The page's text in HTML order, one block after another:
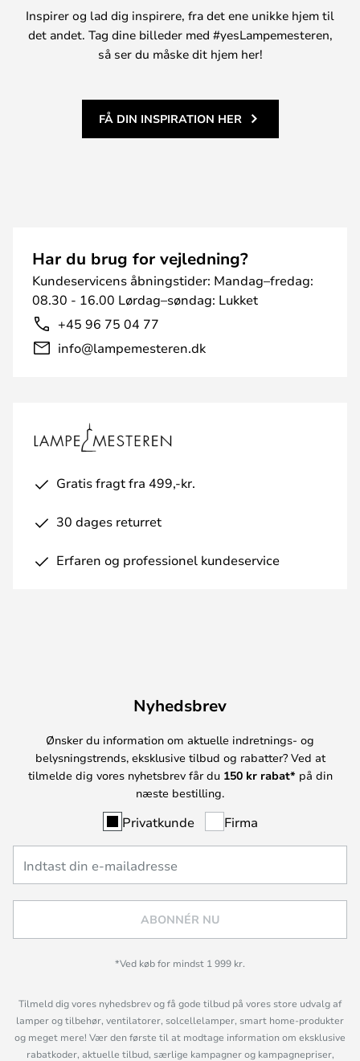
Inspirer og lad dig inspirere, fra det ene unikke hjem til
det andet. Tag dine billeder med #yesLampemesteren,
så ser du måske dit hjem her!
FÅ DIN INSPIRATION HER
Har du brug for vejledning?
Kundeservicens åbningstider: Mandag–fredag:
08.30 - 16.00 Lørdag–søndag: Lukket
+45 96 75 04 77
info@lampemesteren.dk
Gratis fragt fra 499,-kr.
30 dages returret
Erfaren og professionel kundeservice
Nyhedsbrev
Ønsker du information om aktuelle indretnings- og
belysningstrends, eksklusive tilbud og rabatter? Ved at
tilmelde dig vores nyhetsbrev får du 150 kr rabat* på din
næste bestilling.
Privatkunde Firma
ABONNÉR NU
*Ved køb for mindst 1 999 kr.
Tilmeld dig vores nyhedsbrev og få gode tilbud på vores store udvalg af
lamper og tilbehør, ventilatorer, solcellelamper, smart home-produkter
og meget mere! Vær den første til at modtage information om eksklusive
rabatkoder, aktuelle tilbud, særlige kampagner og kampagnepriser,